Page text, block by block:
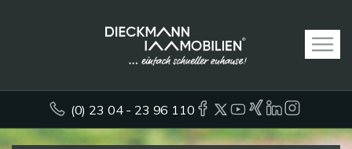
(0) 23 04 - 23 96 110